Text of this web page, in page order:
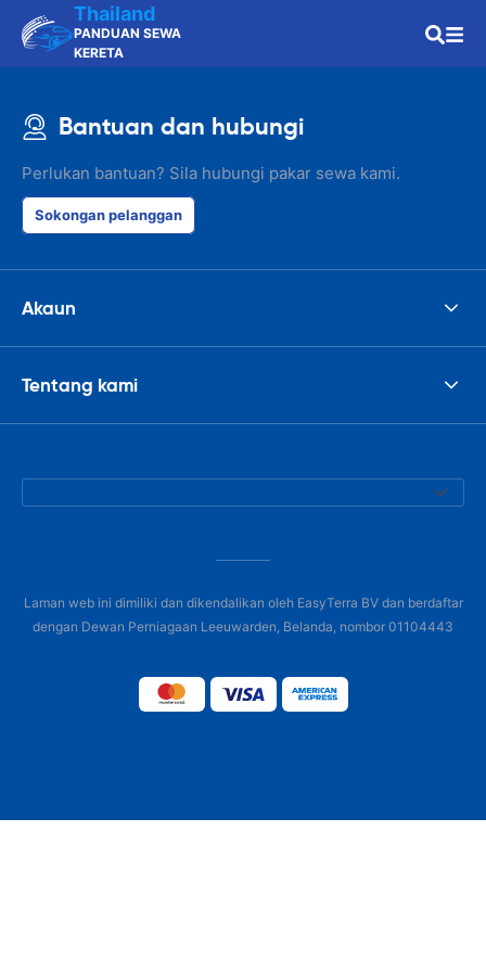
Thailand
PANDUAN SEWA
KERETA
Bantuan dan hubungi
Perlukan bantuan? Sila hubungi pakar sewa kami.
Sokongan pelanggan
Akaun
Tentang kami
Laman web ini dimiliki dan dikendalikan oleh EasyTerra BV dan berdaftar
dengan Dewan Perniagaan Leeuwarden, Belanda, nombor 01104443